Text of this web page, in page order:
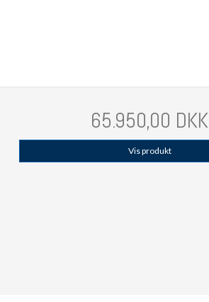
65.950,00 DKK
Vis produkt